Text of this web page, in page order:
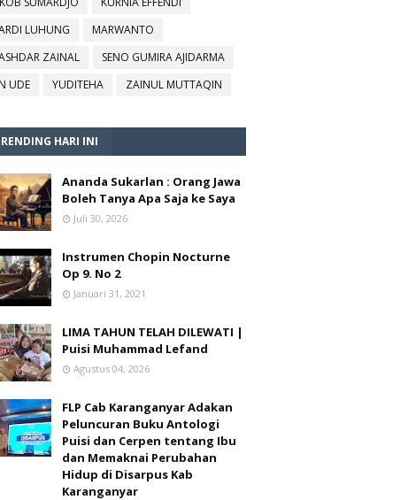
LUHUNG
MARWANTO
ZAINAL
SENO GUMIRA AJIDARMA
UDE
YUDITEHA ZAINUL MUTTAQIN
HARI INI
Ananda Sukarlan : Orang Jawa
Boleh Tanya Apa Saja ke Saya
Juli 30, 2026
Instrumen Chopin Nocturne
Op 9. No 2
Januari 31, 2021
LIMA TAHUN TELAH DILEWATI |
Puisi Muhammad Lefand
Agustus 04, 2026
FLP Cab Karanganyar Adakan
Peluncuran Buku Antologi
Puisi dan Cerpen tentang Ibu
dan Memaknai Perubahan
Hidup di Disarpus Kab
Karanganyar